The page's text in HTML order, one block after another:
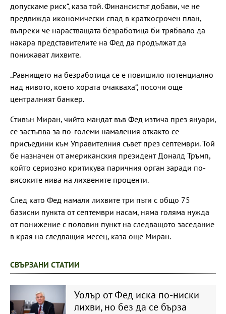
допускаме риск“, каза той. Финансистът добави, че не
предвижда икономически спад в краткосрочен план,
въпреки че нарастващата безработица би трябвало да
накара представителите на Фед да продължат да
понижават лихвите.
„Равнището на безработица се е повишило потенциално
над нивото, което хората очакваха“, посочи още
централният банкер.
Стивън Миран, чийто мандат във Фед изтича през януари,
се застъпва за по-големи намаления откакто се
присъедини към Управителния съвет през септември. Той
бе назначен от американския президент Доналд Тръмп,
който сериозно критикува паричния орган заради по-
високите нива на лихвените проценти.
След като Фед намали лихвите три пъти с общо 75
базисни пункта от септември насам, няма голяма нужда
от понижение с половин пункт на следващото заседание
в края на следващия месец, каза още Миран.
СВЪРЗАНИ СТАТИИ
Уолър от Фед иска по-ниски
лихви, но без да се бърза